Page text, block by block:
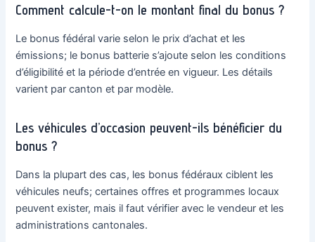
Comment calcule-t-on le montant final du bonus ?
Le bonus fédéral varie selon le prix d’achat et les
émissions; le bonus batterie s’ajoute selon les conditions
d’éligibilité et la période d’entrée en vigueur. Les détails
varient par canton et par modèle.
Les véhicules d’occasion peuvent-ils bénéficier du
bonus ?
Dans la plupart des cas, les bonus fédéraux ciblent les
véhicules neufs; certaines offres et programmes locaux
peuvent exister, mais il faut vérifier avec le vendeur et les
administrations cantonales.